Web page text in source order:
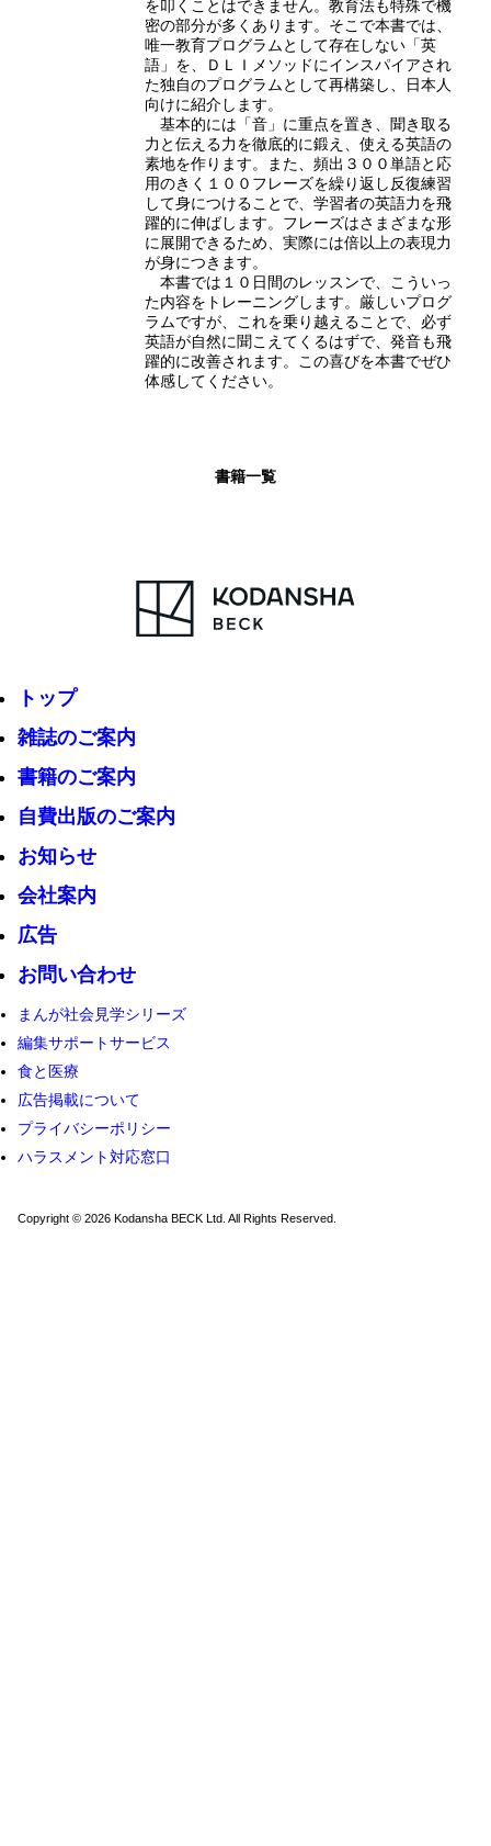
を叩くことはできません。教育法も特殊で機
密の部分が多くあります。そこで本書では、
唯一教育プログラムとして存在しない「英
語」を、ＤＬＩメソッドにインスパイアされ
た独自のプログラムとして再構築し、日本人
向けに紹介します。
基本的には「音」に重点を置き、聞き取る
力と伝える力を徹底的に鍛え、使える英語の
素地を作ります。また、頻出３００単語と応
用のきく１００フレーズを繰り返し反復練習
して身につけることで、学習者の英語力を飛
躍的に伸ばします。フレーズはさまざまな形
に展開できるため、実際には倍以上の表現力
が身につきます。
本書では１０日間のレッスンで、こういっ
た内容をトレーニングします。厳しいプログ
ラムですが、これを乗り越えることで、必ず
英語が自然に聞こえてくるはずで、発音も飛
躍的に改善されます。この喜びを本書でぜひ
体感してください。
書籍一覧
トップ
雑誌のご案内
書籍のご案内
自費出版のご案内
お知らせ
会社案内
広告
お問い合わせ
まんが社会見学シリーズ
編集サポートサービス
食と医療
広告掲載について
プライバシーポリシー
ハラスメント対応窓口
Copyright © 2026 Kodansha BECK Ltd. All Rights Reserved.